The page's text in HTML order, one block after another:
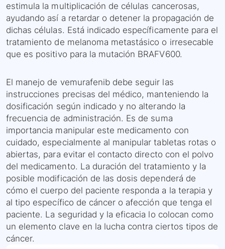
estimula la multiplicación de células cancerosas,
ayudando así a retardar o detener la propagación de
dichas células. Está indicado específicamente para el
tratamiento de melanoma metastásico o irresecable
que es positivo para la mutación BRAFV600.
El manejo de vemurafenib debe seguir las
instrucciones precisas del médico, manteniendo la
dosificación según indicado y no alterando la
frecuencia de administración. Es de suma
importancia manipular este medicamento con
cuidado, especialmente al manipular tabletas rotas o
abiertas, para evitar el contacto directo con el polvo
del medicamento. La duración del tratamiento y la
posible modificación de las dosis dependerá de
cómo el cuerpo del paciente responda a la terapia y
al tipo específico de cáncer o afección que tenga el
paciente. La seguridad y la eficacia lo colocan como
un elemento clave en la lucha contra ciertos tipos de
cáncer.